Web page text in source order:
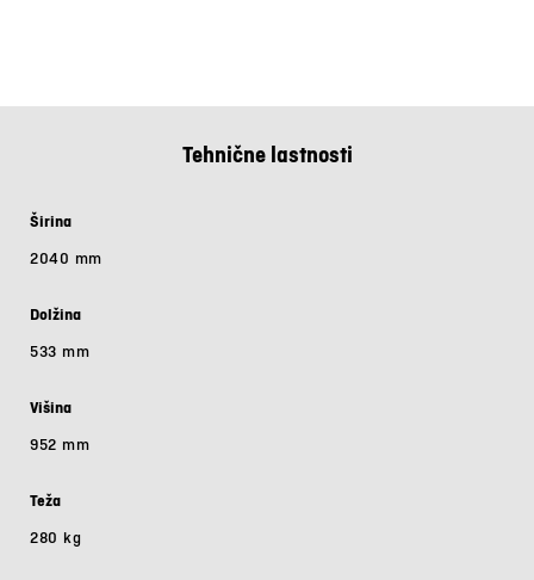
Tehnične lastnosti
Širina
2040 mm
Dolžina
533 mm
Višina
952 mm
Teža
280 kg